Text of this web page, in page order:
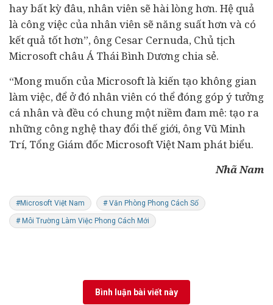
hay bất kỳ đâu, nhân viên sẽ hài lòng hơn. Hệ quả
là công việc của nhân viên sẽ năng suất hơn và có
kết quả tốt hơn”, ông Cesar Cernuda, Chủ tịch
Microsoft châu Á Thái Bình Dương chia sẻ.
“Mong muốn của Microsoft là kiến tạo không gian
làm việc, để ở đó nhân viên có thể đóng góp ý tưởng
cá nhân và đều có chung một niềm đam mê: tạo ra
những công nghệ thay đổi thế giới, ông Vũ Minh
Trí, Tổng Giám đốc Microsoft Việt Nam phát biểu.
Nhã Nam
#Microsoft Việt Nam # Văn Phòng Phong Cách Số
# Môi Trường Làm Việc Phong Cách Mới
Bình luận bài viết này